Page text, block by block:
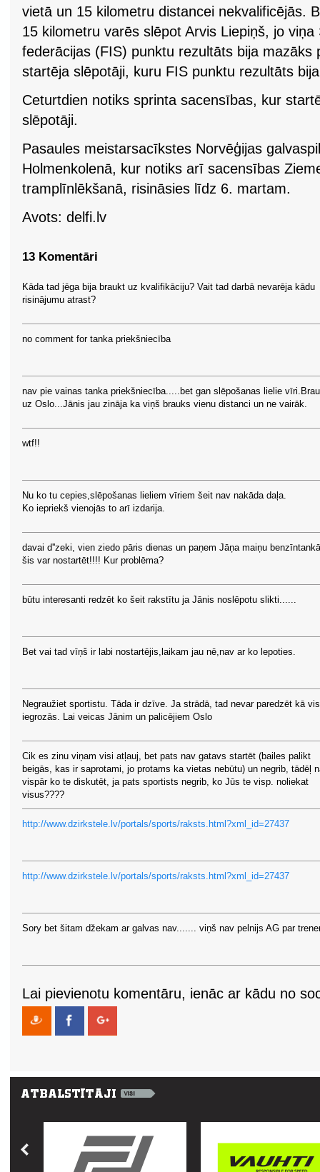
vietā un 15 kilometru distancei nekvalificējās.
15 kilometru varēs slēpot Arvis Liepiņš, jo
federācijas (FIS) punktu rezultāts bija mazāks
startēja slēpotāji, kuru FIS punktu rezultāts
Ceturtdien notiks sprinta sacensības, kur
slēpotāji.
Pasaules meistarsacīkstes Norvēģijas
Holmenkolenā, kur notiks arī sacensības
tramplīnlēkšanā, risināsies līdz 6. martam.
Avots: delfi.lv
13 Komentāri
Kāda tad jēga bija braukt uz kvalifikāciju? Vait tad darbā nevarēja kādu
risinājumu atrast?
no comment for tanka priekšniecība
nav pie vainas tanka priekšniecība.....bet gan slēpošanas lielie
uz Oslo...Jānis jau zināja ka viņš brauks vienu distanci un ne vairāk.
wtf!!
Nu ko tu cepies,slēpošanas lieliem vīriem šeit nav nakāda daļa.
Ko iepriekš vienojās to arī izdarija.
davai d''zeki, vien ziedo pāris dienas un paņem Jāņa maiņu
šis var nostartēt!!!! Kur problēma?
būtu interesanti redzēt ko šeit rakstītu ja Jānis noslēpotu slikti......
Bet vai tad vīņš ir labi nostartējis,laikam jau nē,nav ar ko lepoties.
Negraužiet sportistu. Tāda ir dzīve. Ja strādā, tad nevar paredzēt kā
iegrozās. Lai veicas Jānim un palicējiem Oslo
Cik es zinu viņam visi atļauj, bet pats nav gatavs startēt (bailes palikt
beigās, kas ir saprotami, jo protams ka vietas nebūtu) un negrib, tādēļ
vispār ko te diskutēt, ja pats sportists negrib, ko Jūs te visp. noliekat
visus????
http://www.dzirkstele.lv/portals/sports/raksts.html?xml_id=27437
http://www.dzirkstele.lv/portals/sports/raksts.html?xml_id=27437
Sory bet šitam džekam ar galvas nav....... viņš nav pelnijs AG par
Lai pievienotu komentāru, ienāc ar kādu no